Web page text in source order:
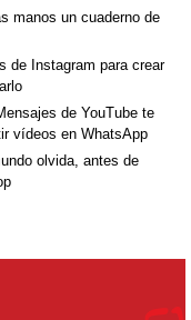
manos un cuaderno de
de Instagram para crear
de YouTube te
vídeos en WhatsApp
olvida, antes de